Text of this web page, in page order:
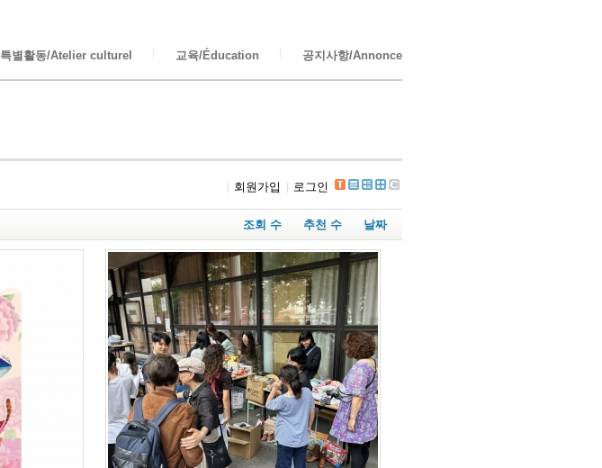
특별활동/Atelier culturel 교육/Éducation 공지사항/Annonce
회원가입 로그인
조회 수 추천 수 날짜